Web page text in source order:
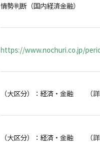
情勢判断（国内経済金融）
https://www.nochuri.co.jp/
（大区分）：経済・金融 （詳
（大区分）：経済・金融 （詳